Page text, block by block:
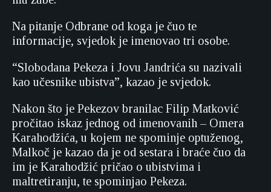
Na pitanje Odbrane od koga je čuo te
informacije, svjedok je imenovao tri osobe.
“Slobodana Pekeza i Jovu Jandrića su nazivali
kao učesnike ubistva”, kazao je svjedok.
Nakon što je Pekezov branilac Filip Matković
pročitao iskaz jednog od imenovanih – Omera
Karahodžića, u kojem ne spominje optuženog,
Malkoč je kazao da je od sestara i braće čuo da
im je Karahodžić pričao o ubistvima i
maltretiranju, te spominjao Pekeza.